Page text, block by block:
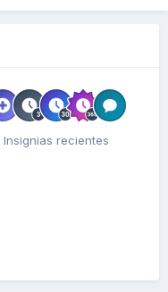
Insignias recientes